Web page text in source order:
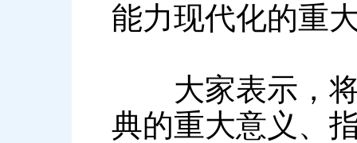
能力现代化的重
大家表示，将
典的重大意义、